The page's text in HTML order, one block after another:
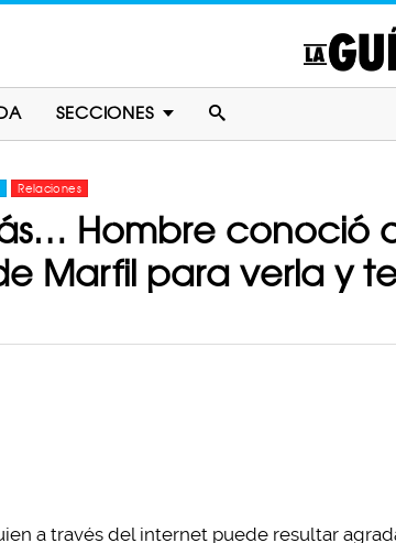
SECCIONES
Relaciones
Hombre conoció
Marfil para verla y
a través del internet puede resultar